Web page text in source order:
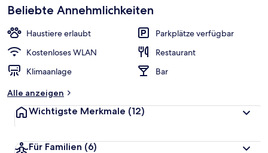
Beliebte Annehmlichkeiten
Haustiere erlaubt
Parkplätze verfügbar
Kostenloses WLAN
Restaurant
Klimaanlage
Bar
Alle anzeigen
Wichtigste Merkmale (12)
Für Familien (6)